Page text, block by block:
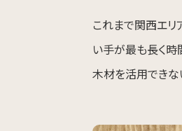
これまで関西エリ
い手が最も長く時
木材を活用できな